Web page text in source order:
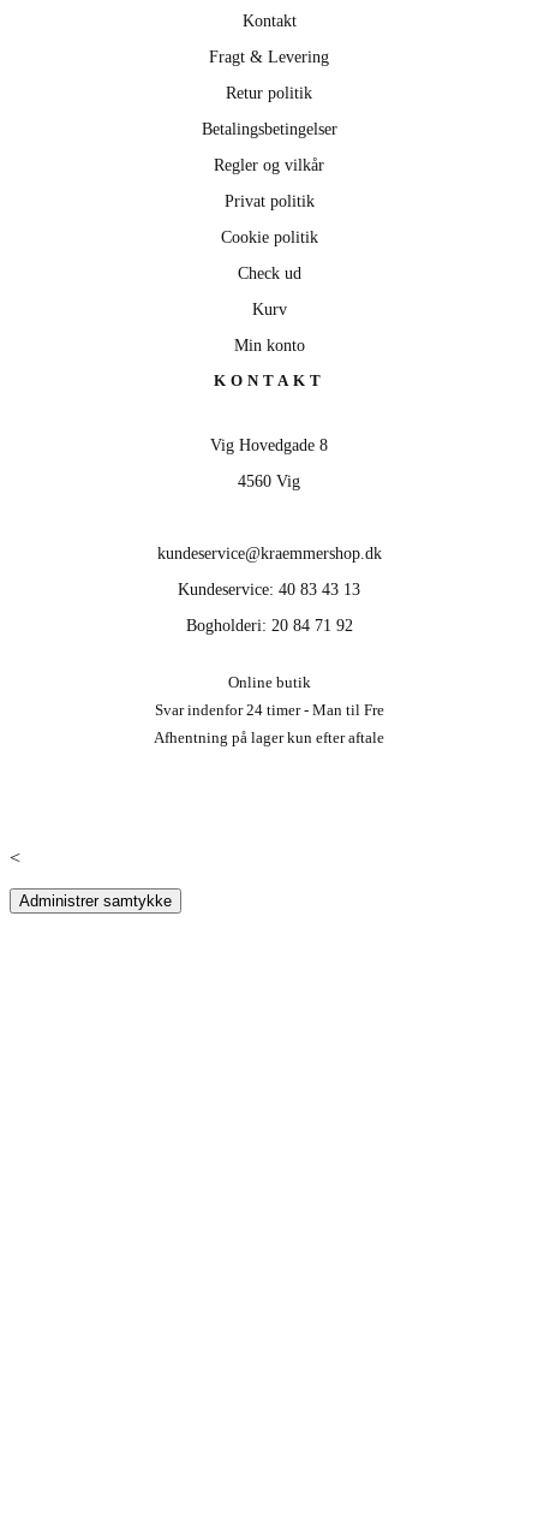
Kontakt
Fragt & Levering
Retur politik
Betalingsbetingelser
Regler og vilkår
Privat politik
Cookie politik
Check ud
Kurv
Min konto
KONTAKT
Vig Hovedgade 8
4560 Vig
kundeservice@kraemmershop.dk
Kundeservice: 40 83 43 13
Bogholderi: 20 84 71 92
Online butik
Svar indenfor 24 timer - Man til Fre
Afhentning på lager kun efter aftale
<
Administrer samtykke